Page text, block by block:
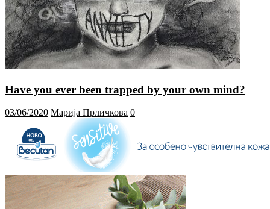
Have you ever been trapped by your own mind?
03/06/2020 Марија Прличкова 0